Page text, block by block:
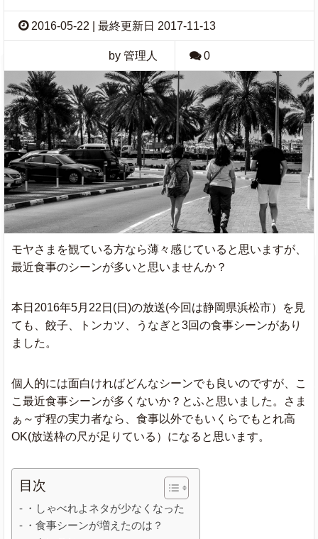
2016-05-22 | 最終更新日 2017-11-13
by 管理人 0
モヤさまを観ている方なら薄々感じていると思いますが、
最近食事のシーンが多いと思いませんか？
本日2016年5月22日(日)の放送(今回は静岡県浜松市）を見
ても、餃子、トンカツ、うなぎと3回の食事シーンがあり
ました。
個人的には面白ければどんなシーンでも良いのですが、こ
こ最近食事シーンが多くないか？とふと思いました。さま
ぁ～ず程の実力者なら、食事以外でもいくらでもとれ高
OK(放送枠の尺が足りている）になると思います。
目次
・しゃべれよネタが少なくなった
・食事シーンが増えたのは？